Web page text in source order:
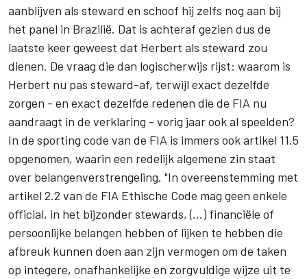
aanblijven als steward en schoof hij zelfs nog aan bij
het panel in Brazilië. Dat is achteraf gezien dus de
laatste keer geweest dat Herbert als steward zou
dienen. De vraag die dan logischerwijs rijst: waarom is
Herbert nu pas steward-af, terwijl exact dezelfde
zorgen - en exact dezelfde redenen die de FIA nu
aandraagt in de verklaring - vorig jaar ook al speelden?
In de sporting code van de FIA is immers ook artikel 11.5
opgenomen, waarin een redelijk algemene zin staat
over belangenverstrengeling. "In overeenstemming met
artikel 2.2 van de FIA Ethische Code mag geen enkele
official, in het bijzonder stewards, (...) financiële of
persoonlijke belangen hebben of lijken te hebben die
afbreuk kunnen doen aan zijn vermogen om de taken
op integere, onafhankelijke en zorgvuldige wijze uit te